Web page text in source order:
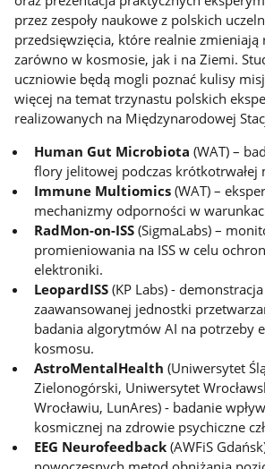
przez zespoły naukowe z polskich
przedsięwzięcia, które realnie zmieniają
zarówno w kosmosie, jak i na Ziemi.
uczniowie będą mogli poznać kulisy
więcej na temat trzynastu polskich
realizowanych na Międzynarodowej
Human Gut Microbiota (WAT) –
flory jelitowej podczas krótkotrwałej
Immune Multiomics(WAT) –
mechanizmy odporności w
RadMon-on-ISS (SigmaLabs) –
promieniowania na ISS w celu
elektroniki.
LeopardISS (KP Labs) -
zaawansowanej jednostki
badania algorytmów AI na potrzeby
kosmosu.
AstroMentalHealth (Uniwersytet
Zielonogórski, Uniwersytet
Wrocławiu, LunAres) - badanie
kosmicznej na zdrowie psychiczne
EEG Neurofeedback (AWFiS